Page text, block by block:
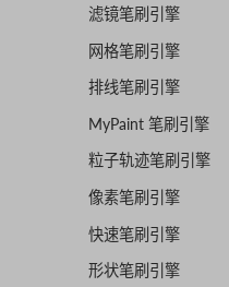
滤镜笔刷引擎
网格笔刷引擎
排线笔刷引擎
MyPaint 笔刷引擎
粒子轨迹笔刷引擎
像素笔刷引擎
快速笔刷引擎
形状笔刷引擎